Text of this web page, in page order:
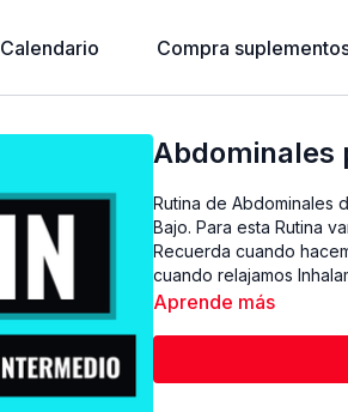
Calendario Compra
Abdominales
Rutina de Abdominales
Bajo. Para esta Rutina
Recuerda cuando
cuando relajamos
Aprende más